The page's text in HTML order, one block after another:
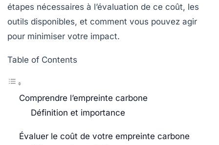
étapes nécessaires à l’évaluation de ce coût, les
outils disponibles, et comment vous pouvez agir
pour minimiser votre impact.
Table of Contents
Comprendre l’empreinte carbone
Définition et importance
Évaluer le coût de votre empreinte carbone